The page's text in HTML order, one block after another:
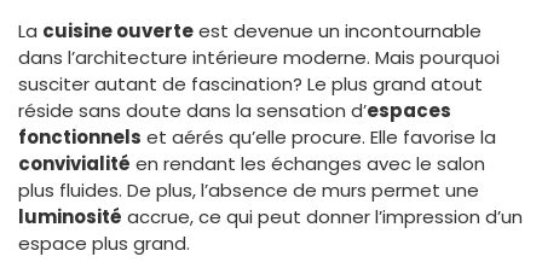
La cuisine ouverteest devenue un incontournable
dans l’architecture intérieure moderne. Mais pourquoi
susciter autant de fascination? Le plus grand atout
réside sans doute dans la sensation d’espaces
fonctionnels et aérés qu’elle procure. Elle favorise la
convivialité en rendant les échanges avec le salon
plus fluides. De plus, l’absence de murs permet une
luminosité accrue, ce qui peut donner l’impression d’un
espace plus grand.